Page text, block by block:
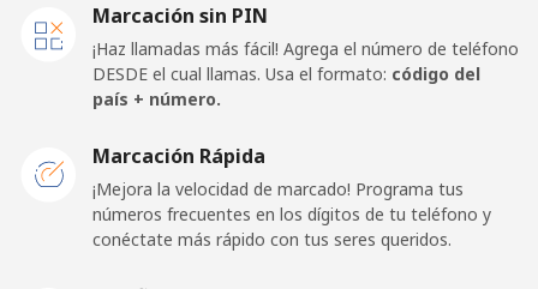
Línea fija
⁦3.5p⁩
Togo
Línea fija ⁦32.9p⁩ 30 min por ⁦£10⁩ -
Marcación sin PIN
¡Haz llamadas más fácil! Agrega el número de teléfono
DESDE el cual llamas. Usa el formato: código del
país + número.
Marcación Rápida
¡Mejora la velocidad de marcado! Programa tus
números frecuentes en los dígitos de tu teléfono y
conéctate más rápido con tus seres queridos.